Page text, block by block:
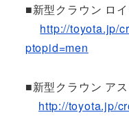
■新型クラウン ロ
http://toyota.jp/
ptopid=men
■新型クラウン ア
http://toyota.jp/